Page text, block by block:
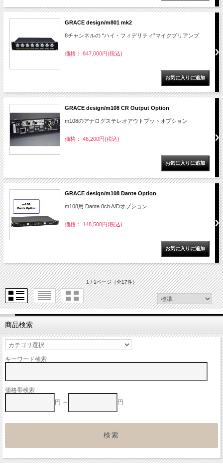
GRACE design/m801 mk2
8チャンネルの “ハイ・フィデリティ”マイクプリアンプ
価格： 847,000円(税込)
GRACE design/m108 CR Output Option
m108のアナログステレオアウトプットオプション
価格： 46,200円(税込)
GRACE design/m108 Dante Option
m108用 Dante 8ch A/Dオプション
価格： 148,500円(税込)
1 / 1ページ（全17件）
商品検索
キーワード検索
価格帯検索
円 ～
円